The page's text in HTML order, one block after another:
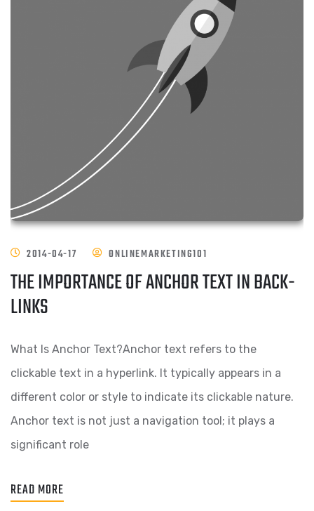
2014-04-17 ONLINEMARKETING101
THE IMPORTANCE OF ANCHOR TEXT IN BACK-
LINKS
What Is Anchor Text?Anchor text refers to the
clickable text in a hyperlink. It typically appears in a
different color or style to indicate its clickable nature.
Anchor text is not just a navigation tool; it plays a
significant role
READ MORE